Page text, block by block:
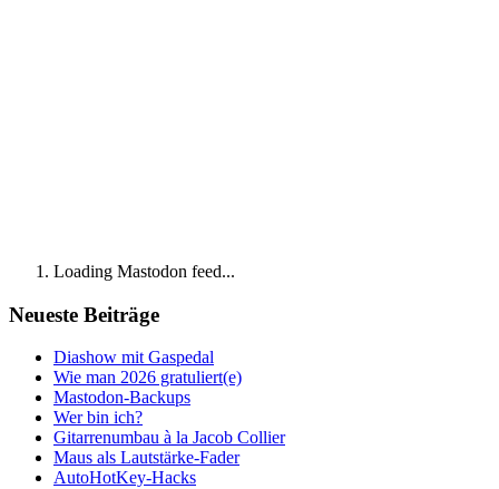
Loading Mastodon feed...
Neueste Beiträge
Diashow mit Gaspedal
Wie man 2026 gratuliert(e)
Mastodon-Backups
Wer bin ich?
Gitarrenumbau à la Jacob Collier
Maus als Lautstärke-Fader
AutoHotKey-Hacks